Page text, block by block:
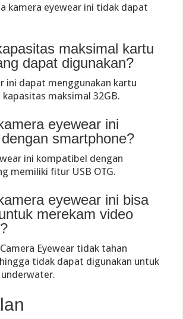
kamera eyewear ini tidak dapat
maksimal kartu
dapat digunakan?
ini dapat menggunakan kartu
maksimal 32GB.
eyewear ini
smartphone?
ini kompatibel dengan
memiliki fitur USB OTG.
eyewear ini bisa
merekam video
Eyewear tidak tahan
tidak dapat digunakan untuk